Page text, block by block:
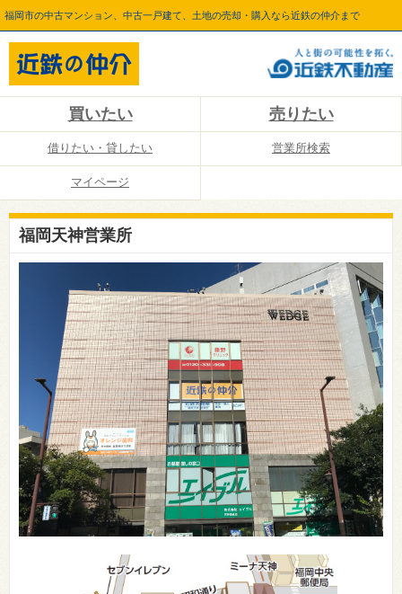
福岡市の中古マンション、中古一戸建て、土地の売却・購入なら近鉄の仲介まで
買いたい 売りたい
借りたい・貸したい 営業所検索
マイページ
福岡天神営業所